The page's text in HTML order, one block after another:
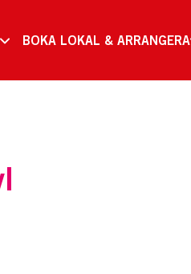
BOKA LOKAL & ARRANGERA